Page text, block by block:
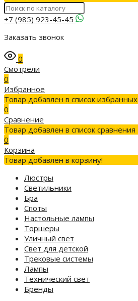
+7 (985) 923-45-45
Заказать звонок
0
Смотрели
0
Избранное
Товар добавлен в список избранных
0
Сравнение
Товар добавлен в список сравнения
0
Корзина
Товар добавлен в корзину!
Люстры
Светильники
Бра
Споты
Настольные лампы
Торшеры
Уличный свет
Свет для детской
Трековые системы
Лампы
Технический свет
Бренды